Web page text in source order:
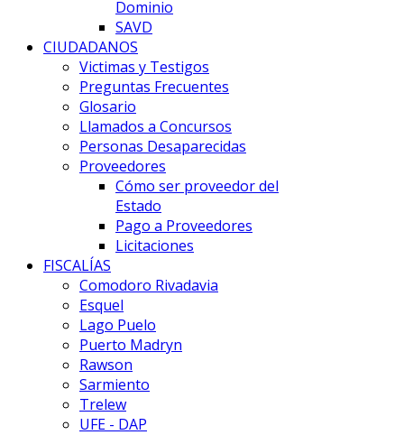
Dominio
SAVD
CIUDADANOS
Victimas y Testigos
Preguntas Frecuentes
Glosario
Llamados a Concursos
Personas Desaparecidas
Proveedores
Cómo ser proveedor del
Estado
Pago a Proveedores
Licitaciones
FISCALÍAS
Comodoro Rivadavia
Esquel
Lago Puelo
Puerto Madryn
Rawson
Sarmiento
Trelew
UFE - DAP